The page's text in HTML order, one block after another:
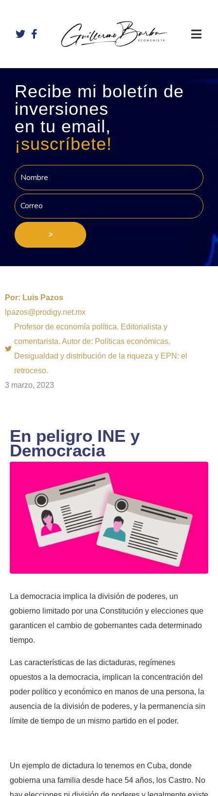
Recibe mi boletín de
inversiones
en tu email,
¡suscríbete!
>
Por: Luis Pazos
lpazos@prodigy.net.mx
Profesor de economía política. Editorialista y
comentarista. Autor de: Políticas económicas,
Desigualdad y distribución de la riqueza y EPN: el
retroceso.
3 marzo, 2023
En peligro INE y
Democracia
La democracia implica la división de poderes, un
gobierno limitado por una Constitución y elecciones que
garanticen el cambio de gobernantes cada determinado
tiempo.
Las características de las dictaduras, regímenes
opuestos a la democracia, implican la concentración del
poder político y económico en manos de una persona, la
ausencia de la división de poderes, y la permanencia sin
límite de tiempo de un mismo partido en el poder.
Un ejemplo de dictadura lo tenemos en Cuba, donde
gobierna una familia desde hace 54 años, los Castro. No